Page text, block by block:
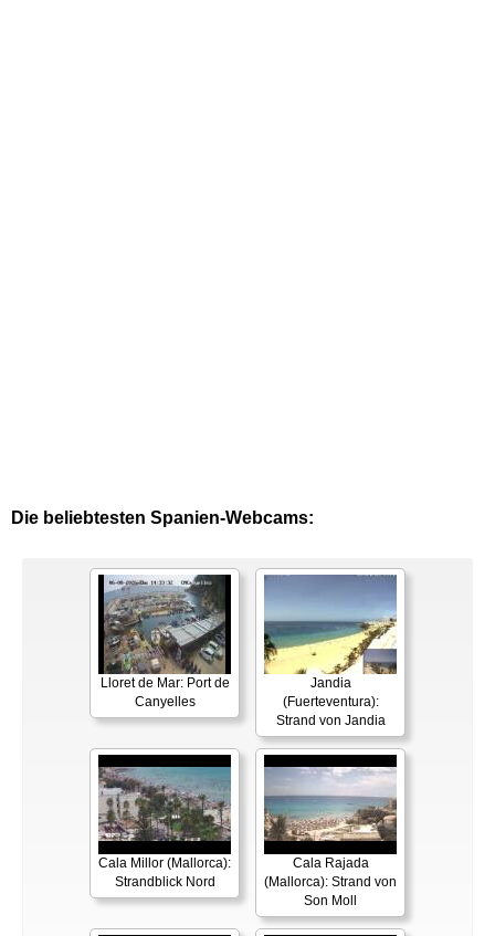
Die beliebtesten Spanien-Webcams:
Lloret de Mar: Port de
Canyelles
Jandia
(Fuerteventura):
Strand von Jandia
Cala Millor (Mallorca):
Strandblick Nord
Cala Rajada
(Mallorca): Strand von
Son Moll